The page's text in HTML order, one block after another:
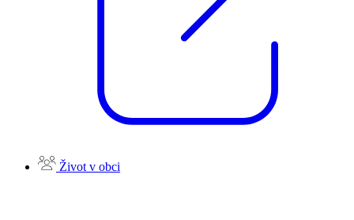
Život v obci